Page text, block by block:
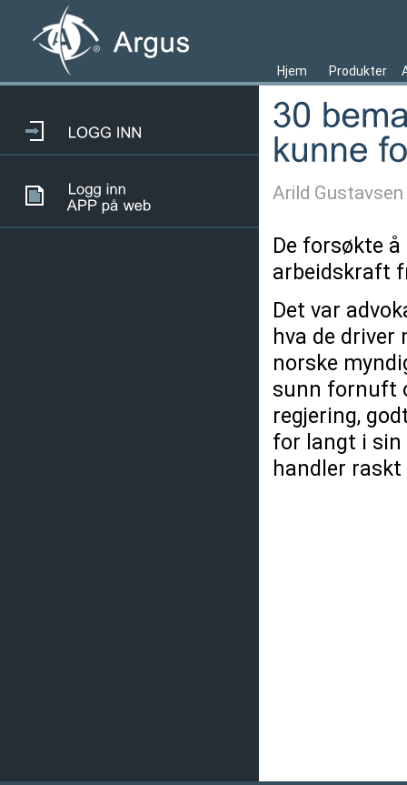
Hjem Produkter
Arild
De forsøkte
arbeidskraft
Det var
hva de driver
norske
sunn fornuft
regjering,
for langt i sin
handler raskt